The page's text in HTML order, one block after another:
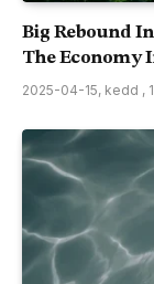
Big Rebound
The Economy
2025-04-15, kedd ,